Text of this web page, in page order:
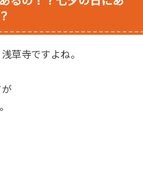
草寺ですよね。